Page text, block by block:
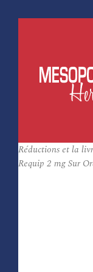
Réductions et la
Requip 2 mg Sur